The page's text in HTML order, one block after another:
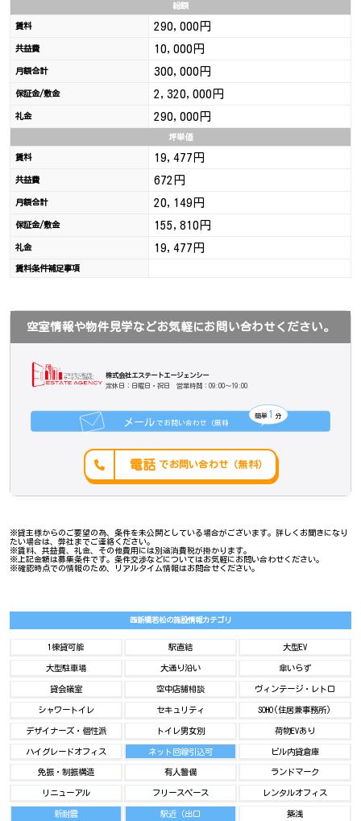
総額
賃料 290,000円
共益費 10,000円
月額合計 300,000円
保証金/敷金 2,320,000円
礼金 290,000円
坪単価
賃料 19,477円
共益費 672円
月額合計 20,149円
保証金/敷金 155,810円
礼金 19,477円
賃料条件補足事項
空室情報や物件見学などお気軽にお問い合わせください。
株式会社エステートエージェンシー
定休日：日曜日・祝日 営業時間：09:00～19:00
でお問い合わせ（無料）
メール
簡単 分
1
電話 でお問い合わせ（無料）
※貸主様からのご要望の為、条件を未公開としている場合がございます。詳しくお聞きになり
たい場合は、弊社までご連絡ください。
※賃料、共益費、礼金、その他費用には別途消費税が掛かります。
※上記金額は募集条件です。条件交渉などについてはお気軽にお問い合わせください。
※確認時点での情報のため、リアルタイム情報はお問合せください。
西新橋若松の施設情報カテゴリ
1棟貸可能 駅直結 大型EV
大型駐車場 大通り沿い 傘いらず
貸会議室 空中店舗相談 ヴィンテージ・レトロ
シャワートイレ セキュリティ SOHO(住居兼事務所)
デザイナーズ・個性派 トイレ男女別 荷物EVあり
ハイグレードオフィス ネット回線引込可 ビル内貸倉庫
免振・制振構造 有人警備 ランドマーク
リニューアル フリースペース レンタルオフィス
新耐震 駅近（出口 築浅